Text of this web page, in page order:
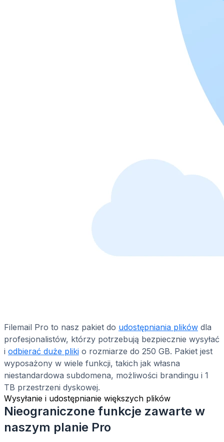
Filemail Pro to nasz pakiet do udostępniania plików dla
profesjonalistów, którzy potrzebują bezpiecznie wysyłać
i odbierać duże pliki o rozmiarze do 250 GB. Pakiet jest
wyposażony w wiele funkcji, takich jak własna
niestandardowa subdomena, możliwości brandingu i 1
TB przestrzeni dyskowej.
Wysyłanie i udostępnianie większych plików
Nieograniczone funkcje zawarte w
naszym planie Pro